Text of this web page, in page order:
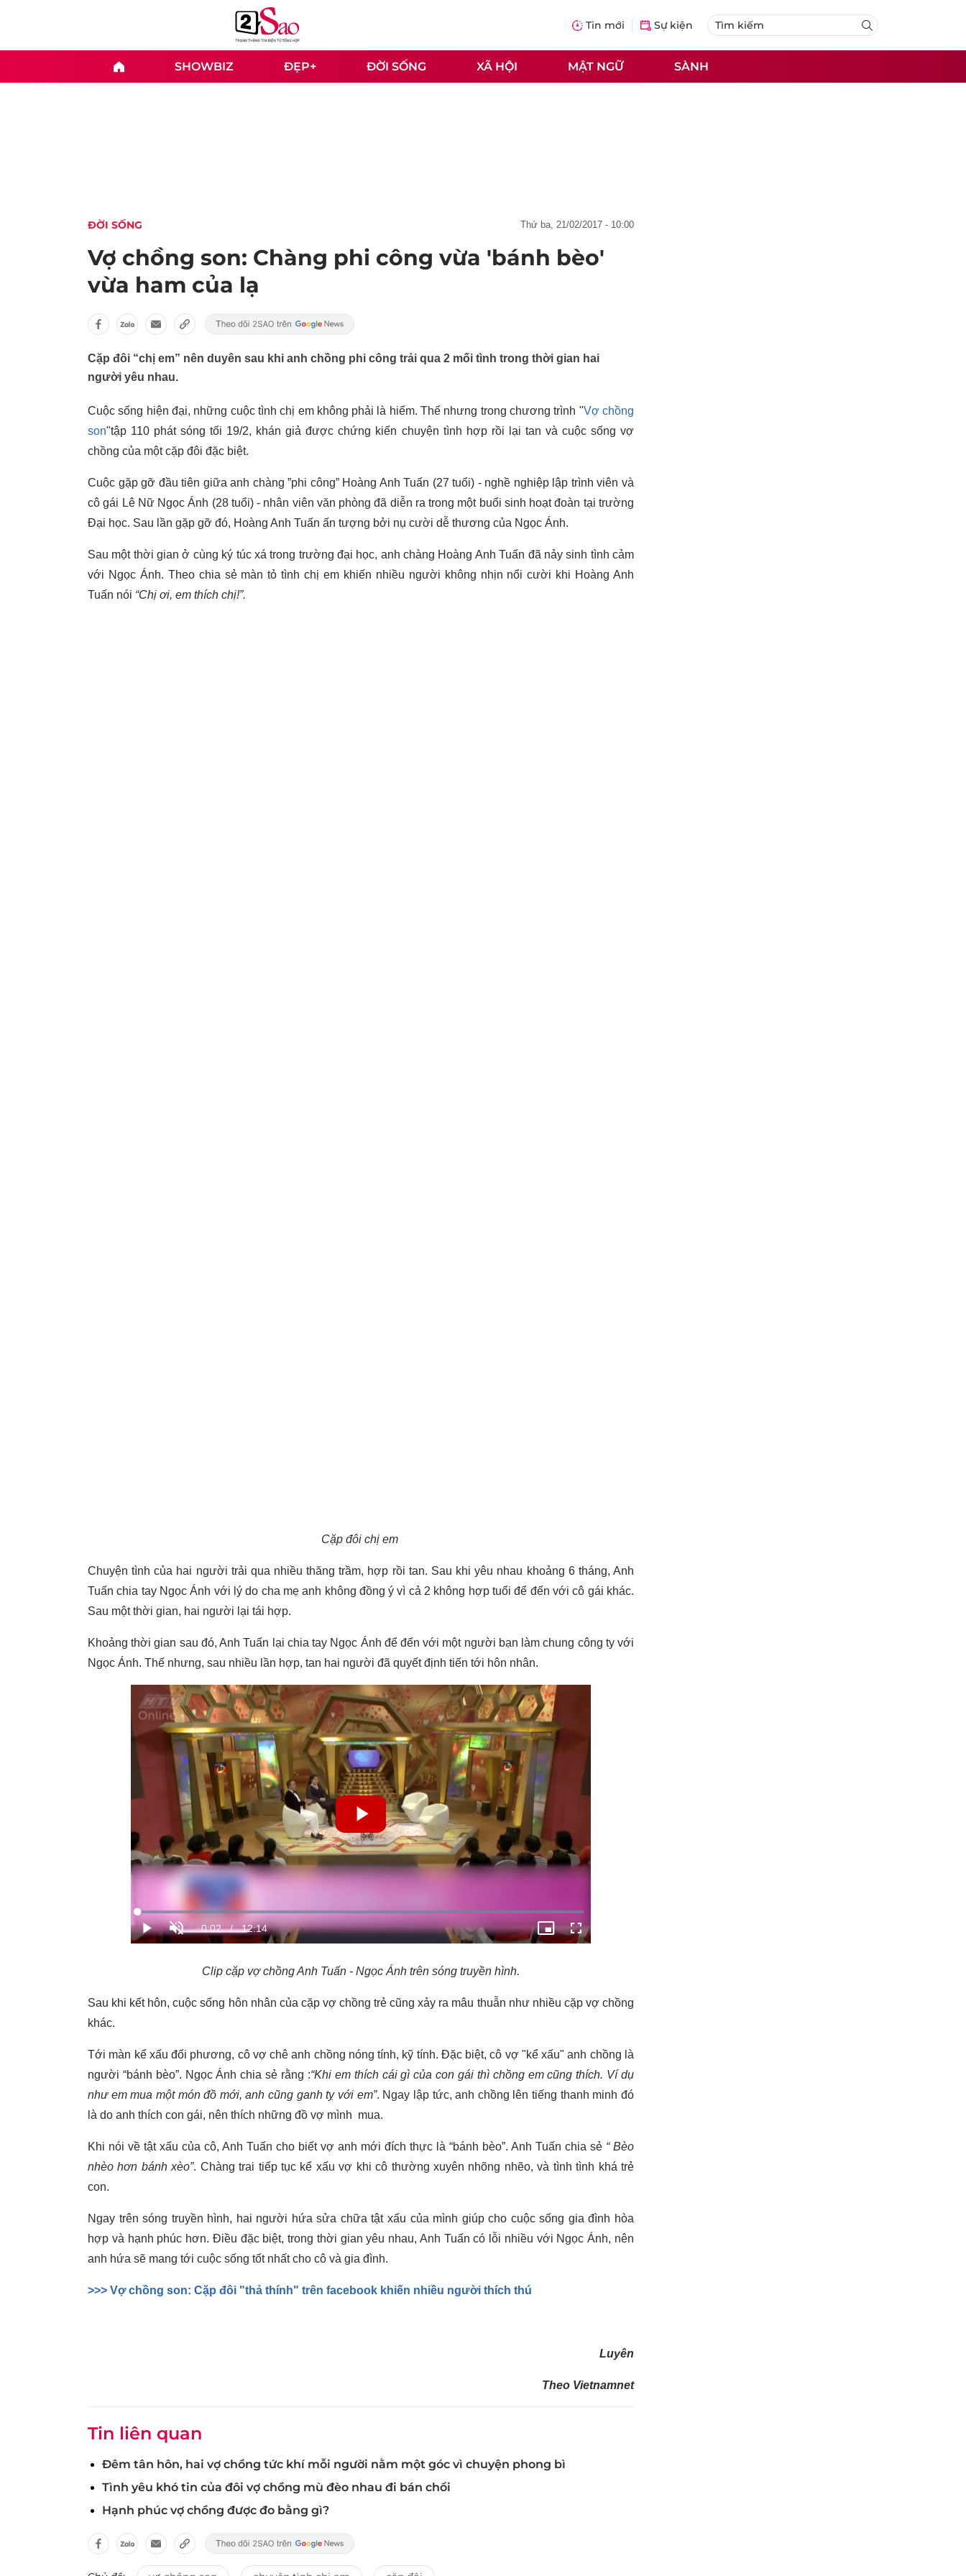
Tin mới Sự kiện
SHOWBIZ ĐẸP+ ĐỜI SỐNG XÃ HỘI MẬT NGỮ SÀNH
ĐỜI SỐNG thứ ba, 21/02/2017 - 10:00
Vợ chồng son: Chàng phi công vừa 'bánh bèo'
vừa ham của lạ
Cặp đôi “chị em” nên duyên sau khi anh chồng phi công trải qua 2 mối tình trong thời gian hai
người yêu nhau.
Cuộc sống hiện đại, những cuộc tình chị em không phải là hiếm. Thế nhưng trong chương trình "Vợ chồng
son"tập 110 phát sóng tối 19/2, khán giả được chứng kiến chuyện tình hợp rồi lại tan và cuộc sống vợ
chồng của một cặp đôi đặc biệt.
Cuộc gặp gỡ đầu tiên giữa anh chàng ”phi công” Hoàng Anh Tuấn (27 tuổi) - nghề nghiệp lập trình viên và
cô gái Lê Nữ Ngọc Ánh (28 tuổi) - nhân viên văn phòng đã diễn ra trong một buổi sinh hoạt đoàn tại trường
Đại học. Sau lần gặp gỡ đó, Hoàng Anh Tuấn ấn tượng bởi nụ cười dễ thương của Ngọc Ánh.
Sau một thời gian ở cùng ký túc xá trong trường đại học, anh chàng Hoàng Anh Tuấn đã nảy sinh tình cảm
với Ngọc Ánh. Theo chia sẻ màn tỏ tình chị em khiến nhiều người không nhịn nổi cười khi Hoàng Anh
Tuấn nói “Chị ơi, em thích chị!”.
Cặp đôi chị em
Chuyện tình của hai người trải qua nhiều thăng trầm, hợp rồi tan. Sau khi yêu nhau khoảng 6 tháng, Anh
Tuấn chia tay Ngọc Ánh với lý do cha mẹ anh không đồng ý vì cả 2 không hợp tuổi để đến với cô gái khác.
Sau một thời gian, hai người lại tái hợp.
Khoảng thời gian sau đó, Anh Tuấn lại chia tay Ngọc Ánh để đến với một người bạn làm chung công ty với
Ngọc Ánh. Thế nhưng, sau nhiều lần hợp, tan hai người đã quyết định tiến tới hôn nhân.
Clip cặp vợ chồng Anh Tuấn - Ngọc Ánh trên sóng truyền hình.
Sau khi kết hôn, cuộc sống hôn nhân của cặp vợ chồng trẻ cũng xảy ra mâu thuẫn như nhiều cặp vợ chồng
khác.
Tới màn kể xấu đối phương, cô vợ chê anh chồng nóng tính, kỹ tính. Đặc biệt, cô vợ "kể xấu" anh chồng là
người “bánh bèo”. Ngọc Ánh chia sẻ rằng :“Khi em thích cái gì của con gái thì chồng em cũng thích. Ví dụ
như em mua một món đồ mới, anh cũng ganh tỵ với em”. Ngay lập tức, anh chồng lên tiếng thanh minh đó
là do anh thích con gái, nên thích những đồ vợ mình mua.
Khi nói về tật xấu của cô, Anh Tuấn cho biết vợ anh mới đích thực là “bánh bèo”. Anh Tuấn chia sẻ “ Bèo
nhèo hơn bánh xèo”. Chàng trai tiếp tục kể xấu vợ khi cô thường xuyên nhõng nhẽo, và tình tình khá trẻ
con.
Ngay trên sóng truyền hình, hai người hứa sửa chữa tật xấu của mình giúp cho cuộc sống gia đình hòa
hợp và hạnh phúc hơn. Điều đặc biệt, trong thời gian yêu nhau, Anh Tuấn có lỗi nhiều với Ngọc Ánh, nên
anh hứa sẽ mang tới cuộc sống tốt nhất cho cô và gia đình.
>>> Vợ chồng son: Cặp đôi "thả thính" trên facebook khiến nhiều người thích thú
Luyên
Theo Vietnamnet
Tin liên quan
Đêm tân hôn, hai vợ chồng tức khí mỗi người nằm một góc vì chuyện phong bì
Tình yêu khó tin của đôi vợ chồng mù đèo nhau đi bán chổi
Hạnh phúc vợ chồng được đo bằng gì?